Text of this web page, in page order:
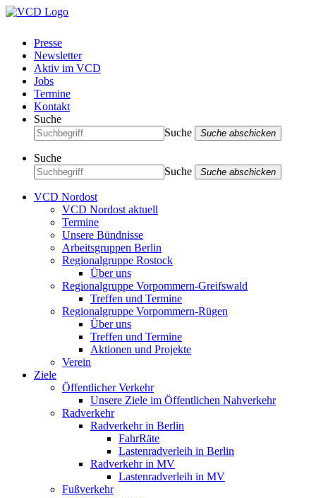
Presse
Newsletter
Aktiv im VCD
Jobs
Termine
Kontakt
Suche
Suche
Suche abschicken
Suche
Suche
Suche abschicken
VCD Nordost
VCD Nordost aktuell
Termine
Unsere Bündnisse
Arbeitsgruppen Berlin
Regionalgruppe Rostock
Über uns
Regionalgruppe Vorpommern-Greifswald
Treffen und Termine
Regionalgruppe Vorpommern-Rügen
Über uns
Treffen und Termine
Aktionen und Projekte
Verein
Ziele
Öffentlicher Verkehr
Unsere Ziele im Öffentlichen Nahverkehr
Radverkehr
Radverkehr in Berlin
FahrRäte
Lastenradverleih in Berlin
Radverkehr in MV
Lastenradverleih in MV
Fußverkehr